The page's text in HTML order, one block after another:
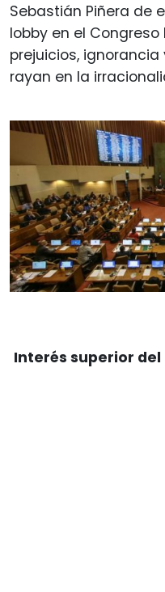
Sebastián Piñera de
lobby en el
prejuicios,
rayan en la
Interés superior del